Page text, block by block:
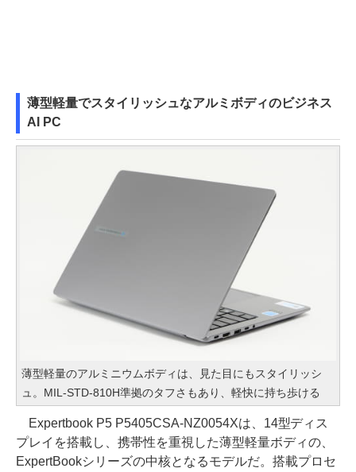
薄型軽量でスタイリッシュなアルミボディのビジネス
AI PC
薄型軽量のアルミニウムボディは、見た目にもスタイリッシ
ュ。MIL-STD-810H準拠のタフさもあり、軽快に持ち歩ける
Expertbook P5 P5405CSA-NZ0054Xは、14型ディス
プレイを搭載し、携帯性を重視した薄型軽量ボディの、
ExpertBookシリーズの中核となるモデルだ。搭載プロセ